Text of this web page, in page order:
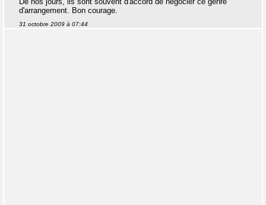
d'arrangement. Bon courage.
31 octobre 2009 à 07:44